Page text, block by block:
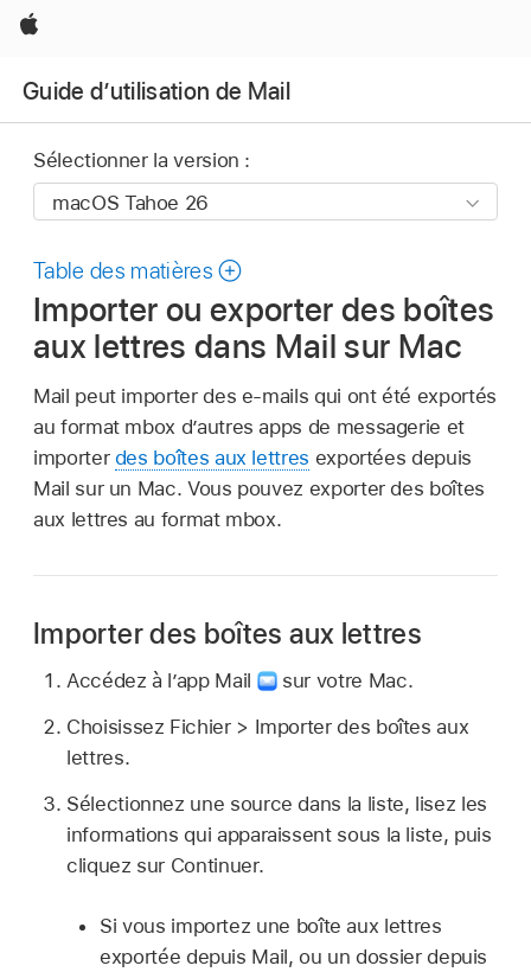
Apple
Guide d’utilisation de Mail
Sélectionner la version :
Table des matières
Importer ou exporter des boîtes
aux lettres dans Mail sur Mac
Mail peut importer des e-mails qui ont été exportés
au format mbox d’autres apps de messagerie et
importer des boîtes aux lettres exportées depuis
Mail sur un Mac. Vous pouvez exporter des boîtes
aux lettres au format mbox.
Importer des boîtes aux lettres
Accédez à l’app Mail
sur votre Mac.
Choisissez Fichier > Importer des boîtes aux
lettres.
Sélectionnez une source dans la liste, lisez les
informations qui apparaissent sous la liste, puis
cliquez sur Continuer.
Si vous importez une boîte aux lettres
exportée depuis Mail, ou un dossier depuis